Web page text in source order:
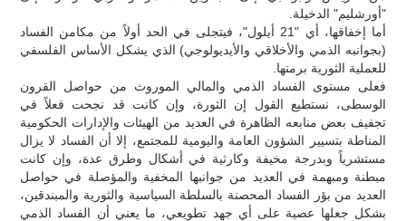
"أورشليم" الدخيلة.
أما إخفاقها، أي "21 أيلول"، فيتجلى في الحد أولاً من مكامن الفساد
(بجوانبه الذمي والأخلاقي والأيديولوجي) الذي يشكل الأساس الفلسفي
للعملية الثورية برمتها.
فعلى مستوى الفساد الذمي والمالي الموروث من حواصل القرون
الوسطى، نستطيع القول إن الثورة، وإن كانت قد نجحت فعلاً في
تجفيف بعض منابعه الظاهرة في العديد من الهيئات والإدارات الحكومية
المناطة بتسيير الشؤون العامة واليومية للمجتمع، إلا أن الفساد لا يزال
مستشرياً وبدرجة مخيفة وكارثية في أشكال وطرق عدة، وإن كانت
مبطنة ومبهمة في العديد من جوانبها المخفية والمؤصلة في حواصل
العديد من بؤر الفساد المحصنة بالسلطة السياسية والثورية والمبندقين،
بشكل جعلها عصية على أي جهد تطويعي، ما يعني أن الفساد الذمي